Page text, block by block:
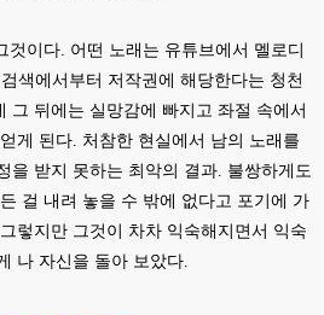
이다. 어떤 노래는 유튜브에서 멜로디
색에서부터 저작권에 해당한다는 청천
그 뒤에는 실망감에 빠지고 좌절 속에서
게 된다. 처참한 현실에서 남의 노래를
을 받지 못하는 최악의 결과. 불쌍하게도
걸 내려 놓을 수 밖에 없다고 포기에 가
렇지만 그것이 차차 익숙해지면서 익숙
나 자신을 돌아 보았다.